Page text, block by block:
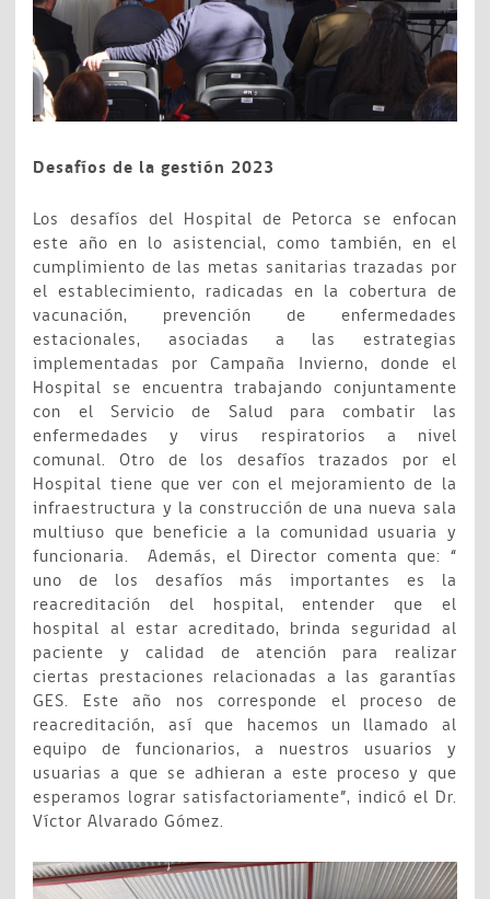
Desafíos de la gestión 2023
Los desafíos del Hospital de Petorca se enfocan
este año en lo asistencial, como también, en el
cumplimiento de las metas sanitarias trazadas por
el establecimiento, radicadas en la cobertura de
vacunación, prevención de enfermedades
estacionales, asociadas a las estrategias
implementadas por Campaña Invierno, donde el
Hospital se encuentra trabajando conjuntamente
con el Servicio de Salud para combatir las
enfermedades y virus respiratorios a nivel
comunal. Otro de los desafíos trazados por el
Hospital tiene que ver con el mejoramiento de la
infraestructura y la construcción de una nueva sala
multiuso que beneficie a la comunidad usuaria y
funcionaria. Además, el Director comenta que: “
uno de los desafíos más importantes es la
reacreditación del hospital, entender que el
hospital al estar acreditado, brinda seguridad al
paciente y calidad de atención para realizar
ciertas prestaciones relacionadas a las garantías
GES. Este año nos corresponde el proceso de
reacreditación, así que hacemos un llamado al
equipo de funcionarios, a nuestros usuarios y
usuarias a que se adhieran a este proceso y que
esperamos lograr satisfactoriamente”, indicó el Dr.
Víctor Alvarado Gómez.